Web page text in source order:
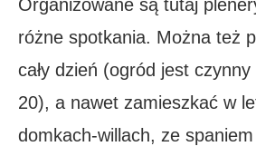
Organizowane są tutaj
różne spotkania. Można też
cały dzień (ogród jest
20), a nawet zamieszkać w
domkach-willach, ze